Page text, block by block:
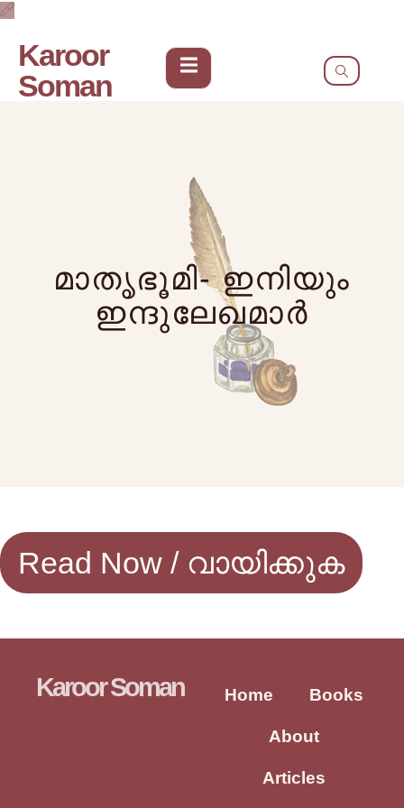
Karoor
Soman
മാതൃഭൂമി- ഇനിയും
ഇന്ദുലേഖമാർ
Read Now / വായിക്കുക
Karoor Soman Home Books
About
Articles